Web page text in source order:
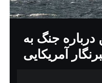
جنگ به
آمریکایی